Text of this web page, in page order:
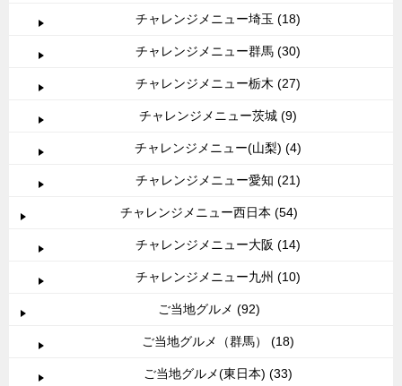
チャレンジメニュー埼玉 (18)
チャレンジメニュー群馬 (30)
チャレンジメニュー栃木 (27)
チャレンジメニュー茨城 (9)
チャレンジメニュー(山梨) (4)
チャレンジメニュー愛知 (21)
チャレンジメニュー西日本 (54)
チャレンジメニュー大阪 (14)
チャレンジメニュー九州 (10)
ご当地グルメ (92)
ご当地グルメ（群馬） (18)
ご当地グルメ(東日本) (33)